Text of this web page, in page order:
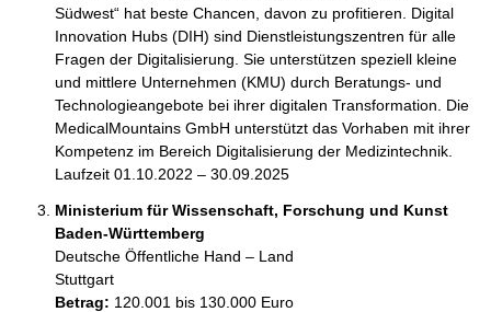
Südwest“ hat beste Chancen, davon zu profitieren. Digital
Innovation Hubs (DIH) sind Dienstleistungszentren für alle
Fragen der Digitalisierung. Sie unterstützen speziell kleine
und mittlere Unternehmen (KMU) durch Beratungs- und
Technologieangebote bei ihrer digitalen Transformation. Die
MedicalMountains GmbH unterstützt das Vorhaben mit ihrer
Kompetenz im Bereich Digitalisierung der Medizintechnik.
Laufzeit 01.10.2022 – 30.09.2025
Ministerium für Wissenschaft, Forschung und Kunst
Baden-Württemberg
Deutsche Öffentliche Hand – Land
Stuttgart
Betrag: 120.001 bis 130.000 Euro